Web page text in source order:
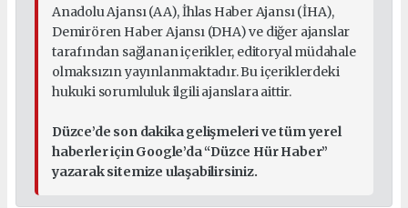
Anadolu Ajansı (AA), İhlas Haber Ajansı (İHA),
Demirören Haber Ajansı (DHA) ve diğer ajanslar
tarafından sağlanan içerikler, editoryal müdahale
olmaksızın yayınlanmaktadır. Bu içeriklerdeki
hukuki sorumluluk ilgili ajanslara aittir.
Düzce’de son dakika gelişmeleri ve tüm yerel
haberler için Google’da “Düzce Hür Haber”
yazarak sitemize ulaşabilirsiniz.